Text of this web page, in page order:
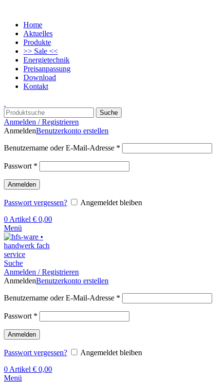
Home
Aktuelles
Produkte
>> Sale <<
Energietechnik
Preisanpassung
Download
Kontakt
Suche
Anmelden / Registrieren
AnmeldenBenutzerkonto erstellen
Benutzername oder E-Mail-Adresse *
Passwort *
Anmelden
Passwort vergessen?
Angemeldet bleiben
0 Artikel € 0,00
Menü
Suche
Anmelden / Registrieren
AnmeldenBenutzerkonto erstellen
Benutzername oder E-Mail-Adresse *
Passwort *
Anmelden
Passwort vergessen?
Angemeldet bleiben
0 Artikel € 0,00
Menü